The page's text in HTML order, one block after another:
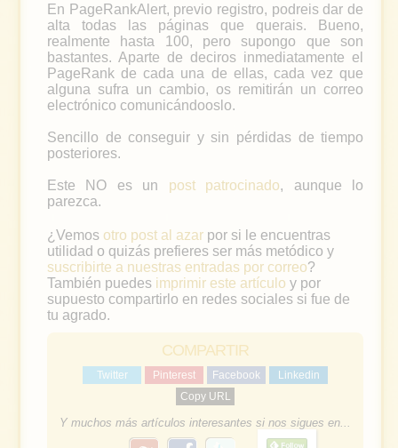
En PageRankAlert, previo registro, podreis dar de
alta todas las páginas que querais. Bueno,
realmente hasta 100, pero supongo que son
bastantes. Aparte de deciros inmediatamente el
PageRank de cada una de ellas, cada vez que
alguna sufra un cambio, os remitirán un correo
electrónico comunicándooslo.
Sencillo de conseguir y sin pérdidas de tiempo
posteriores.
Este NO es un post patrocinado, aunque lo
parezca.
¿Vemos otro post al azar por si le encuentras
utilidad o quizás prefieres ser más metódico y
suscribirte a nuestras entradas por correo?
También puedes imprimir este artículo y por
supuesto compartirlo en redes sociales si fue de
tu agrado.
COMPARTIR
Twitter Pinterest Facebook
Linkedin
Copy URL
Y muchos más artículos interesantes si nos sigues en...